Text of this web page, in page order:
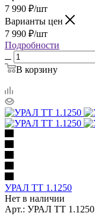
7 990 ₽/шт
Варианты цен
7 990 ₽/шт
Подробности
В корзину
УРАЛ ТТ 1.1250
Нет в наличии
Арт.: УРАЛ ТТ 1.1250